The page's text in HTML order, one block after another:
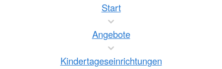
Start
Angebote
Kindertageseinrichtungen